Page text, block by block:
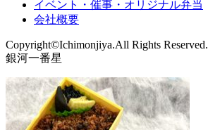
イベント・催事・オリジナル弁当
会社概要
Copyright©Ichimonjiya.All Rights Reserved.
銀河一番星